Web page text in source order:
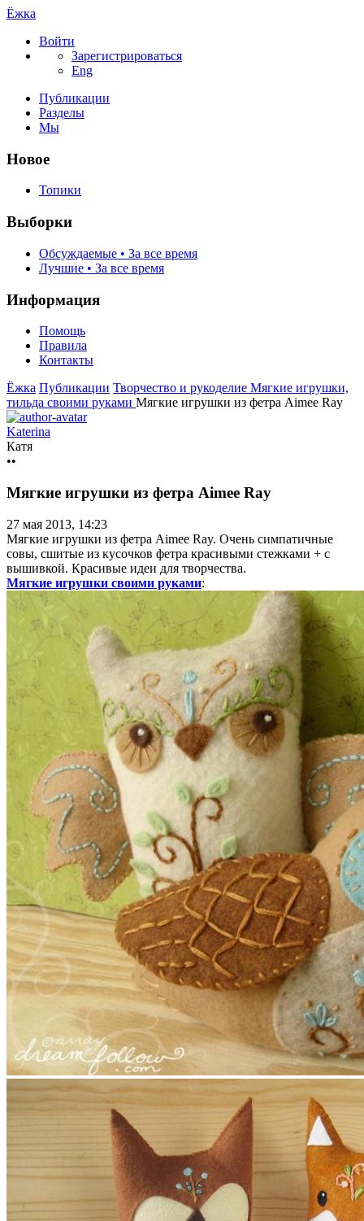
Ёжка
Войти
Зарегистрироваться
Eng
Публикации
Разделы
Мы
Новое
Топики
Выборки
Обсуждаемые • За все время
Лучшие • За все время
Информация
Помощь
Правила
Контакты
Ёжка Публикации Творчество и рукоделие Мягкие игрушки,
тильда своими руками Мягкие игрушки из фетра Aimee Ray
Katerina
Катя
••
Мягкие игрушки из фетра Aimee Ray
27 мая 2013, 14:23
Мягкие игрушки из фетра Aimee Ray. Очень симпатичные
совы, сшитые из кусочков фетра красивыми стежками + с
вышивкой. Красивые идеи для творчества.
Мягкие игрушки своими руками: